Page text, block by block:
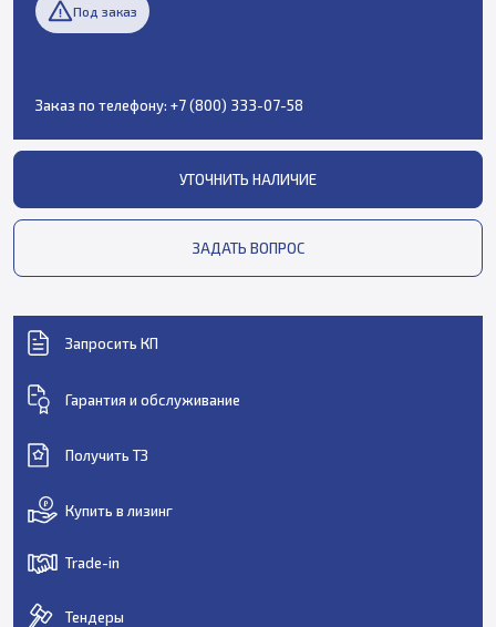
Под заказ
Заказ по телефону: +7 (800) 333-07-58
УТОЧНИТЬ НАЛИЧИЕ
ЗАДАТЬ ВОПРОС
Запросить КП
Гарантия и обслуживание
Получить ТЗ
Купить в лизинг
Trade-in
Тендеры